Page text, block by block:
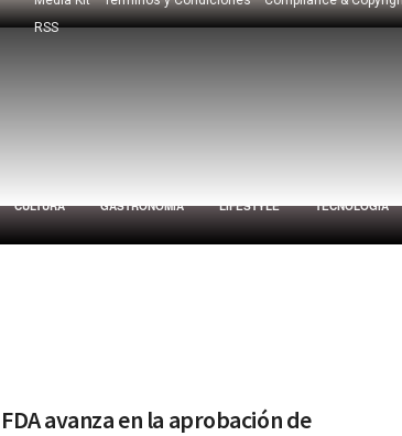
RSS
CULTURA GASTRONOMÍA LIFESTYLE TECNOLOGÍA
FDA avanza en la aprobación de